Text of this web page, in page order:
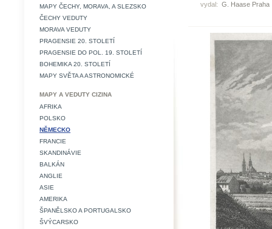
MAPY ČECHY, MORAVA, A SLEZSKO
ČECHY VEDUTY
MORAVA VEDUTY
PRAGENSIE 20. STOLETÍ
PRAGENSIE DO POL. 19. STOLETÍ
BOHEMIKA 20. STOLETÍ
MAPY SVĚTA A ASTRONOMICKÉ
MAPY A VEDUTY CIZINA
AFRIKA
POLSKO
NĚMECKO
FRANCIE
SKANDINÁVIE
BALKÁN
ANGLIE
ASIE
AMERIKA
ŠPANĚLSKO A PORTUGALSKO
ŠVÝCARSKO
vydal: G. Haase Praha